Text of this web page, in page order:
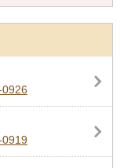
0926
0919